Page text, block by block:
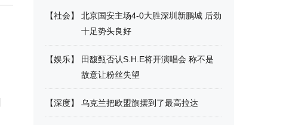
【社会】
北京国安主场4-0大胜深圳新鹏城 后劲
十足势头良好
【娱乐】
田馥甄否认S.H.E将开演唱会 称不是
故意让粉丝失望
【深度】 乌克兰把欧盟旗摆到了最高拉达